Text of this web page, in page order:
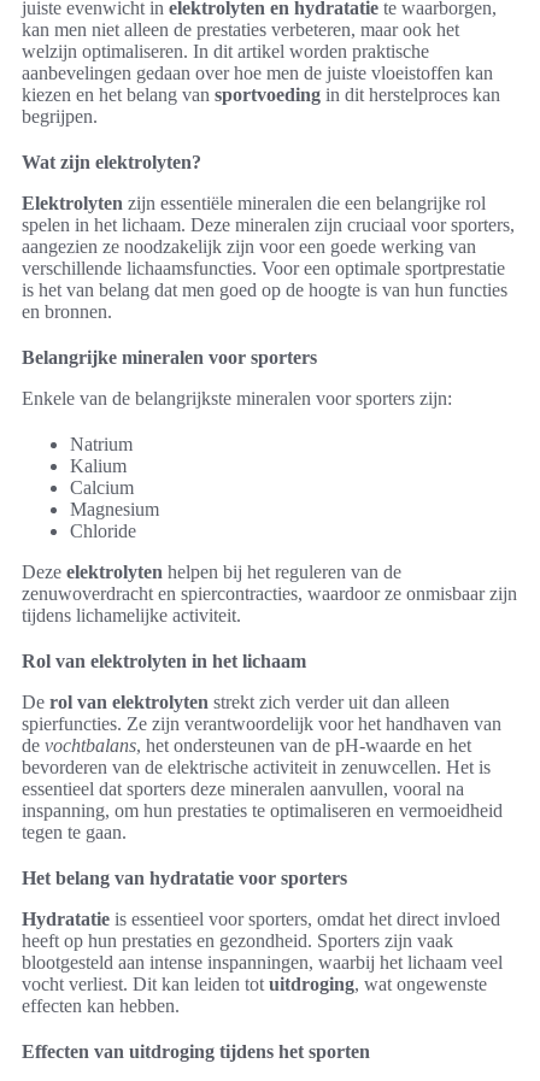
juiste evenwicht in elektrolyten en hydratatie te waarborgen,
kan men niet alleen de prestaties verbeteren, maar ook het
welzijn optimaliseren. In dit artikel worden praktische
aanbevelingen gedaan over hoe men de juiste vloeistoffen kan
kiezen en het belang van sportvoeding in dit herstelproces kan
begrijpen.
Wat zijn elektrolyten?
Elektrolyten zijn essentiële mineralen die een belangrijke rol
spelen in het lichaam. Deze mineralen zijn cruciaal voor sporters,
aangezien ze noodzakelijk zijn voor een goede werking van
verschillende lichaamsfuncties. Voor een optimale sportprestatie
is het van belang dat men goed op de hoogte is van hun functies
en bronnen.
Belangrijke mineralen voor sporters
Enkele van de belangrijkste mineralen voor sporters zijn:
Natrium
Kalium
Calcium
Magnesium
Chloride
Deze elektrolyten helpen bij het reguleren van de
zenuwoverdracht en spiercontracties, waardoor ze onmisbaar zijn
tijdens lichamelijke activiteit.
Rol van elektrolyten in het lichaam
De rol van elektrolyten strekt zich verder uit dan alleen
spierfuncties. Ze zijn verantwoordelijk voor het handhaven van
de vochtbalans, het ondersteunen van de pH-waarde en het
bevorderen van de elektrische activiteit in zenuwcellen. Het is
essentieel dat sporters deze mineralen aanvullen, vooral na
inspanning, om hun prestaties te optimaliseren en vermoeidheid
tegen te gaan.
Het belang van hydratatie voor sporters
Hydratatie is essentieel voor sporters, omdat het direct invloed
heeft op hun prestaties en gezondheid. Sporters zijn vaak
blootgesteld aan intense inspanningen, waarbij het lichaam veel
vocht verliest. Dit kan leiden tot uitdroging, wat ongewenste
effecten kan hebben.
Effecten van uitdroging tijdens het sporten